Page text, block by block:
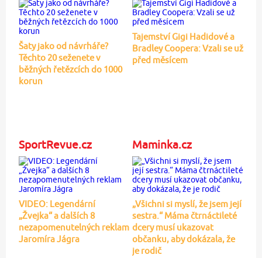
Šaty jako od návrháře?
Těchto 20 seženete v
běžných řetězcích do 1000
korun
Tajemství Gigi Hadidové a
Bradley Coopera: Vzali se už
před měsícem
SportRevue.cz
VIDEO: Legendární
„Žvejka“ a dalších 8
nezapomenutelných reklam
Jaromíra Jágra
Maminka.cz
„Všichni si myslí, že jsem její
sestra.“ Máma čtrnáctileté
dcery musí ukazovat
občanku, aby dokázala, že
je rodič